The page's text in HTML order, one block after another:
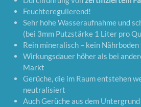
Feuchteregulierend!
Sehr hohe Wasseraufnahme und
(bei 3mm Putzstärke 1 Liter pro
Rein mineralisch – kein Nährboden
Wirkungsdauer höher als bei
Markt
Gerüche, die im Raum entstehen
neutralisiert
Auch Gerüche aus dem